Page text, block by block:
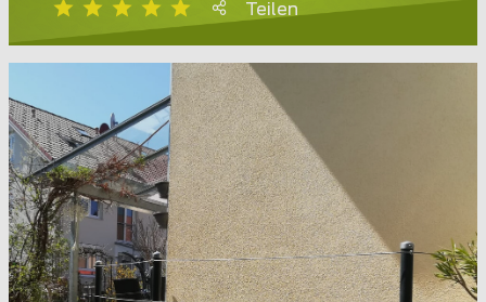
Teilen